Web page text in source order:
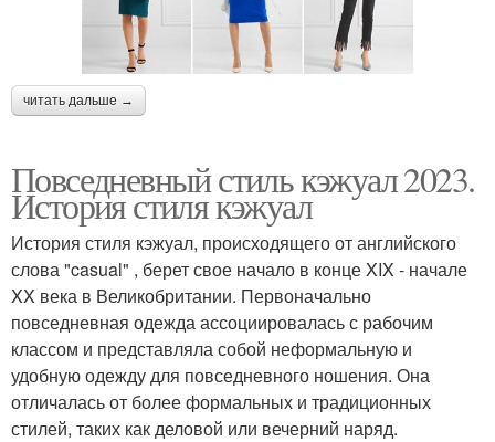
читать дальше →
Повседневный стиль кэжуал 2023.
История стиля кэжуал
История стиля кэжуал, происходящего от английского
слова "casual" , берет свое начало в конце XIX - начале
XX века в Великобритании. Первоначально
повседневная одежда ассоциировалась с рабочим
классом и представляла собой неформальную и
удобную одежду для повседневного ношения. Она
отличалась от более формальных и традиционных
стилей, таких как деловой или вечерний наряд.